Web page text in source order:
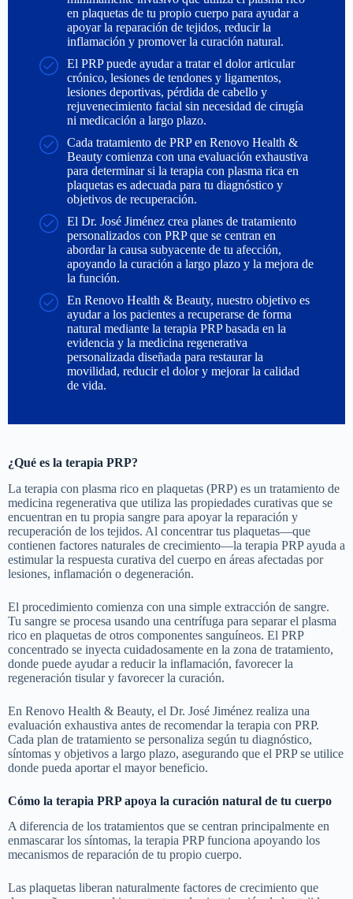
en plaquetas de tu propio cuerpo para ayudar a
apoyar la reparación de tejidos, reducir la
inflamación y promover la curación natural.
El PRP puede ayudar a tratar el dolor articular
crónico, lesiones de tendones y ligamentos,
lesiones deportivas, pérdida de cabello y
rejuvenecimiento facial sin necesidad de cirugía
ni medicación a largo plazo.
Cada tratamiento de PRP en Renovo Health &
Beauty comienza con una evaluación exhaustiva
para determinar si la terapia con plasma rica en
plaquetas es adecuada para tu diagnóstico y
objetivos de recuperación.
El Dr. José Jiménez crea planes de tratamiento
personalizados con PRP que se centran en
abordar la causa subyacente de tu afección,
apoyando la curación a largo plazo y la mejora de
la función.
En Renovo Health & Beauty, nuestro objetivo es
ayudar a los pacientes a recuperarse de forma
natural mediante la terapia PRP basada en la
evidencia y la medicina regenerativa
personalizada diseñada para restaurar la
movilidad, reducir el dolor y mejorar la calidad
de vida.
¿Qué es la terapia PRP?
La terapia con plasma rico en plaquetas (PRP) es un tratamiento de
medicina regenerativa que utiliza las propiedades curativas que se
encuentran en tu propia sangre para apoyar la reparación y
recuperación de los tejidos. Al concentrar tus plaquetas—que
contienen factores naturales de crecimiento—la terapia PRP ayuda a
estimular la respuesta curativa del cuerpo en áreas afectadas por
lesiones, inflamación o degeneración.
El procedimiento comienza con una simple extracción de sangre.
Tu sangre se procesa usando una centrífuga para separar el plasma
rico en plaquetas de otros componentes sanguíneos. El PRP
concentrado se inyecta cuidadosamente en la zona de tratamiento,
donde puede ayudar a reducir la inflamación, favorecer la
regeneración tisular y favorecer la curación.
En Renovo Health & Beauty, el Dr. José Jiménez realiza una
evaluación exhaustiva antes de recomendar la terapia con PRP.
Cada plan de tratamiento se personaliza según tu diagnóstico,
síntomas y objetivos a largo plazo, asegurando que el PRP se utilice
donde pueda aportar el mayor beneficio.
Cómo la terapia PRP apoya la curación natural de tu cuerpo
A diferencia de los tratamientos que se centran principalmente en
enmascarar los síntomas, la terapia PRP funciona apoyando los
mecanismos de reparación de tu propio cuerpo.
Las plaquetas liberan naturalmente factores de crecimiento que